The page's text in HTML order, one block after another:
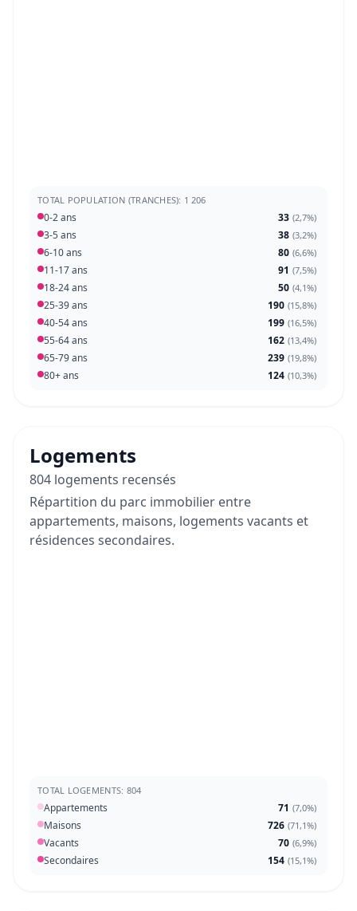
TOTAL POPULATION (TRANCHES): 1 206
0-2 ans 33 (2,7%)
3-5 ans 38 (3,2%)
6-10 ans 80 (6,6%)
11-17 ans 91 (7,5%)
18-24 ans 50 (4,1%)
25-39 ans 190 (15,8%)
40-54 ans 199 (16,5%)
55-64 ans 162 (13,4%)
65-79 ans 239 (19,8%)
80+ ans 124 (10,3%)
Logements
804 logements recensés
Répartition du parc immobilier entre
appartements, maisons, logements vacants et
résidences secondaires.
TOTAL LOGEMENTS: 804
Appartements 71 (7,0%)
Maisons 726 (71,1%)
Vacants 70 (6,9%)
Secondaires 154 (15,1%)